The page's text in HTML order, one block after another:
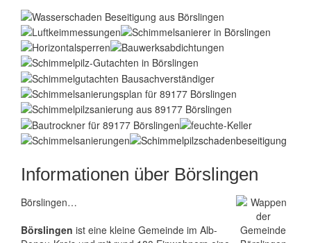
Informationen über Börslingen
Börslingen…
Börslingen ist eine kleine Gemeinde im Alb-